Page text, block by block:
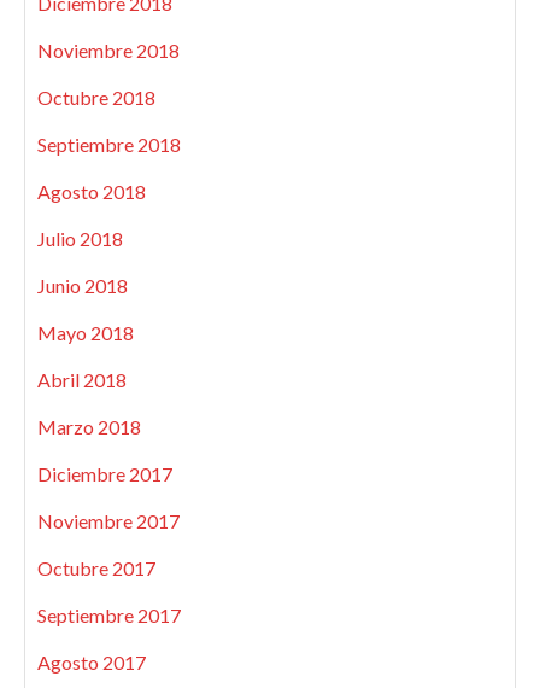
Noviembre 2018
Octubre 2018
Septiembre 2018
Agosto 2018
Julio 2018
Junio 2018
Mayo 2018
Abril 2018
Marzo 2018
Diciembre 2017
Noviembre 2017
Octubre 2017
Septiembre 2017
Agosto 2017